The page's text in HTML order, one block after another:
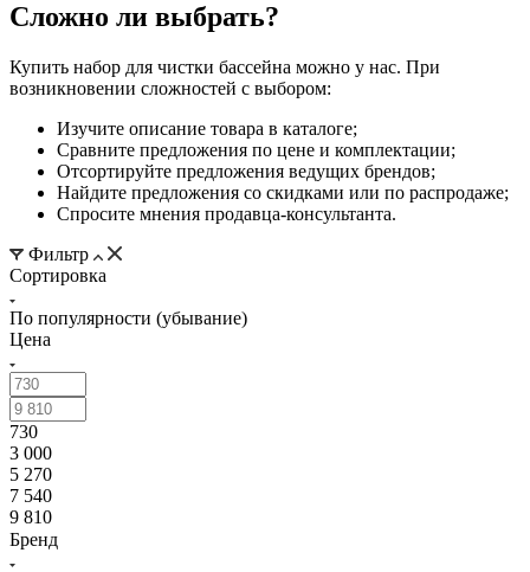
Сложно ли выбрать?
Купить набор для чистки бассейна можно у нас. При
возникновении сложностей с выбором:
Изучите описание товара в каталоге;
Сравните предложения по цене и комплектации;
Отсортируйте предложения ведущих брендов;
Найдите предложения со скидками или по распродаже;
Спросите мнения продавца-консультанта.
Фильтр
Сортировка
По популярности (убывание)
Цена
730
3 000
5 270
7 540
9 810
Бренд